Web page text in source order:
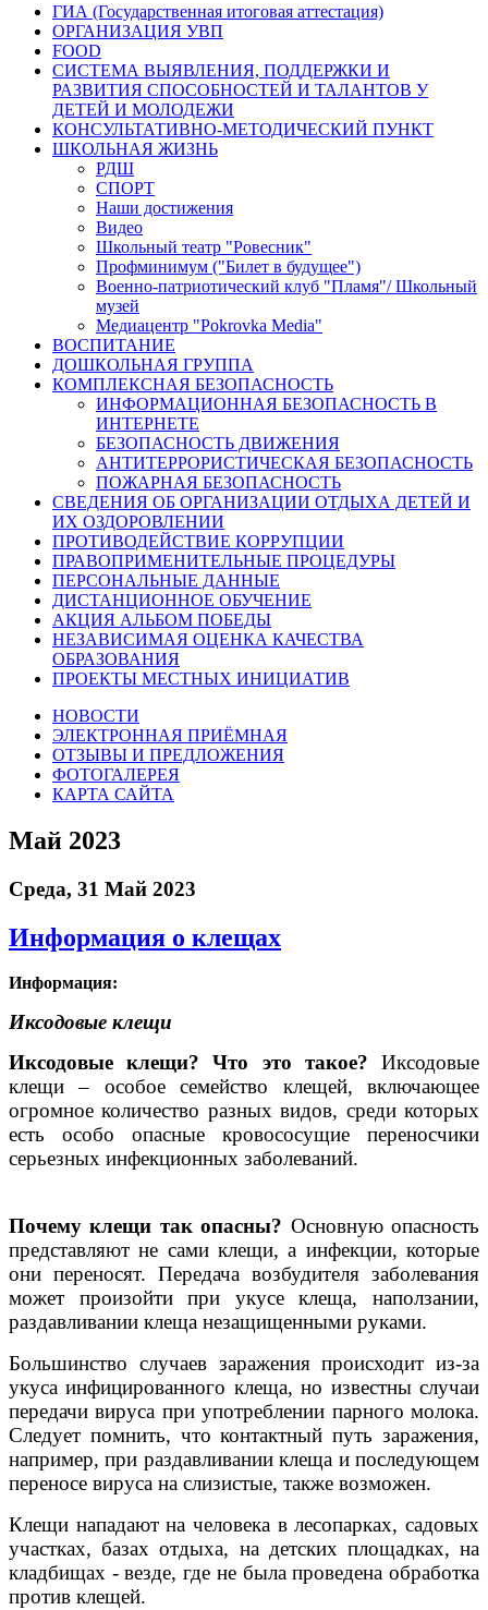
ГИА (Государственная итоговая аттестация)
ОРГАНИЗАЦИЯ УВП
FOOD
СИСТЕМА ВЫЯВЛЕНИЯ, ПОДДЕРЖКИ И
РАЗВИТИЯ СПОСОБНОСТЕЙ И ТАЛАНТОВ У
ДЕТЕЙ И МОЛОДЕЖИ
КОНСУЛЬТАТИВНО-МЕТОДИЧЕСКИЙ ПУНКТ
ШКОЛЬНАЯ ЖИЗНЬ
РДШ
СПОРТ
Наши достижения
Видео
Школьный театр "Ровесник"
Профминимум ("Билет в будущее")
Военно-патриотический клуб "Пламя"/ Школьный
музей
Медиацентр "Pokrovka Media"
ВОСПИТАНИЕ
ДОШКОЛЬНАЯ ГРУППА
КОМПЛЕКСНАЯ БЕЗОПАСНОСТЬ
ИНФОРМАЦИОННАЯ БЕЗОПАСНОСТЬ В
ИНТЕРНЕТЕ
БЕЗОПАСНОСТЬ ДВИЖЕНИЯ
АНТИТЕРРОРИСТИЧЕСКАЯ БЕЗОПАСНОСТЬ
ПОЖАРНАЯ БЕЗОПАСНОСТЬ
СВЕДЕНИЯ ОБ ОРГАНИЗАЦИИ ОТДЫХА ДЕТЕЙ И
ИХ ОЗДОРОВЛЕНИИ
ПРОТИВОДЕЙСТВИЕ КОРРУПЦИИ
ПРАВОПРИМЕНИТЕЛЬНЫЕ ПРОЦЕДУРЫ
ПЕРСОНАЛЬНЫЕ ДАННЫЕ
ДИСТАНЦИОННОЕ ОБУЧЕНИЕ
АКЦИЯ АЛЬБОМ ПОБЕДЫ
НЕЗАВИСИМАЯ ОЦЕНКА КАЧЕСТВА
ОБРАЗОВАНИЯ
ПРОЕКТЫ МЕСТНЫХ ИНИЦИАТИВ
НОВОСТИ
ЭЛЕКТРОННАЯ ПРИЁМНАЯ
ОТЗЫВЫ И ПРЕДЛОЖЕНИЯ
ФОТОГАЛЕРЕЯ
КАРТА САЙТА
Май 2023
Среда, 31 Май 2023
Информация о клещах
Информация:
Иксодовые клещи
Иксодовые клещи? Что это такое? Иксодовые
клещи – особое семейство клещей, включающее
огромное количество разных видов, среди которых
есть особо опасные кровососущие переносчики
серьезных инфекционных заболеваний.
Почему клещи так опасны? Основную опасность
представляют не сами клещи, а инфекции, которые
они переносят. Передача возбудителя заболевания
может произойти при укусе клеща, наползании,
раздавливании клеща незащищенными руками.
Большинство случаев заражения происходит из-за
укуса инфицированного клеща, но известны случаи
передачи вируса при употреблении парного молока.
Следует помнить, что контактный путь заражения,
например, при раздавливании клеща и последующем
переносе вируса на слизистые, также возможен.
Клещи нападают на человека в лесопарках, садовых
участках, базах отдыха, на детских площадках, на
кладбищах - везде, где не была проведена обработка
против клещей.